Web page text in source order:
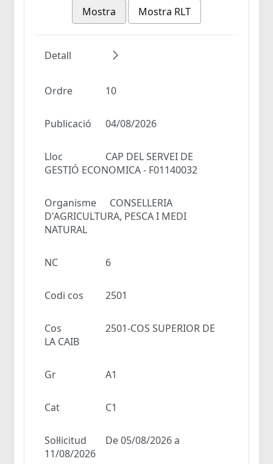
Mostra
Mostra RLT
Detall
Ordre 10
Publicació 04/08/2026
Lloc
CAP DEL SERVEI DE
GESTIÓ ECONOMICA - F01140032
Organisme
CONSELLERIA
D'AGRICULTURA, PESCA I MEDI
NATURAL
NC 6
Codi cos 2501
Cos
2501-COS SUPERIOR DE
LA CAIB
Gr A1
Cat C1
Sol·licitud
De 05/08/2026 a
11/08/2026